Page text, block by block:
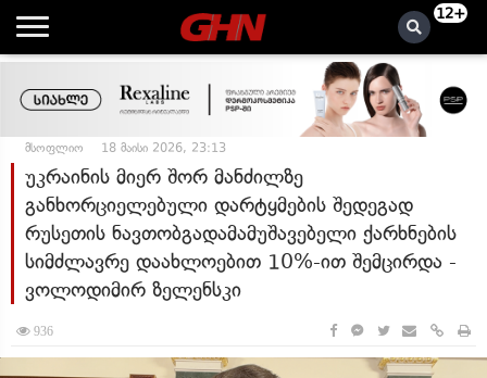
12+
მსოფლიო 18 მაისი 2026, 23:13
უკრაინის მიერ შორ მანძილზე
განხორციელებული დარტყმების შედეგად
რუსეთის ნავთობგადამამუშავებელი ქარხნების
სიმძლავრე დაახლოებით 10%-ით შემცირდა -
ვოლოდიმირ ზელენსკი
936